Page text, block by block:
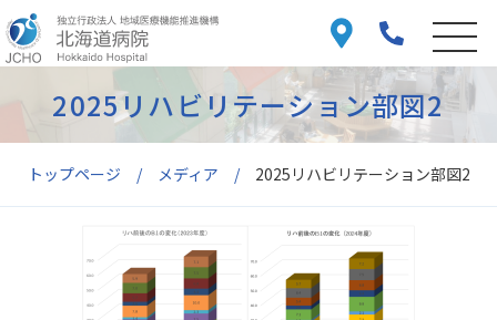
トップページ メディア 2025リハビリテーション部図2
2025リハビリテーション部図2